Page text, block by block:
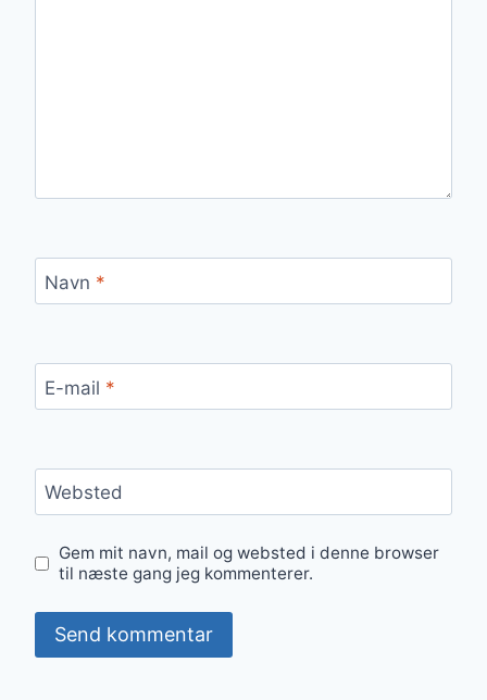
Navn *
E-mail *
Websted
Gem mit navn, mail og websted i denne browser
til næste gang jeg kommenterer.